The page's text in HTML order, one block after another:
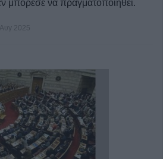
μπόρεσε να πραγματοποιηθεί.
2025